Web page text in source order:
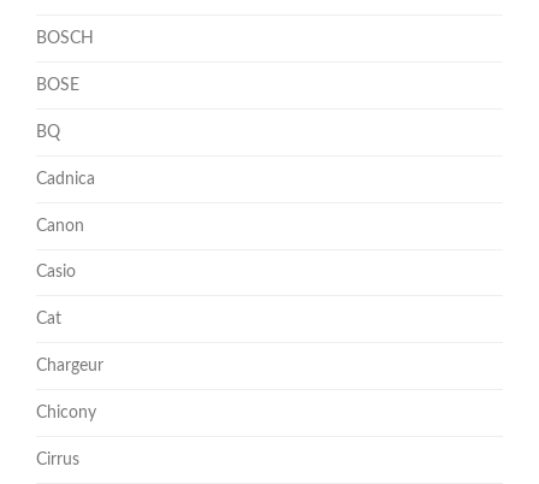
BOSCH
BOSE
BQ
Cadnica
Canon
Casio
Cat
Chargeur
Chicony
Cirrus